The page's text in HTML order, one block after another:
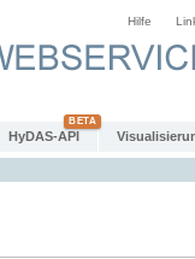
Hilfe
HyDAS-API